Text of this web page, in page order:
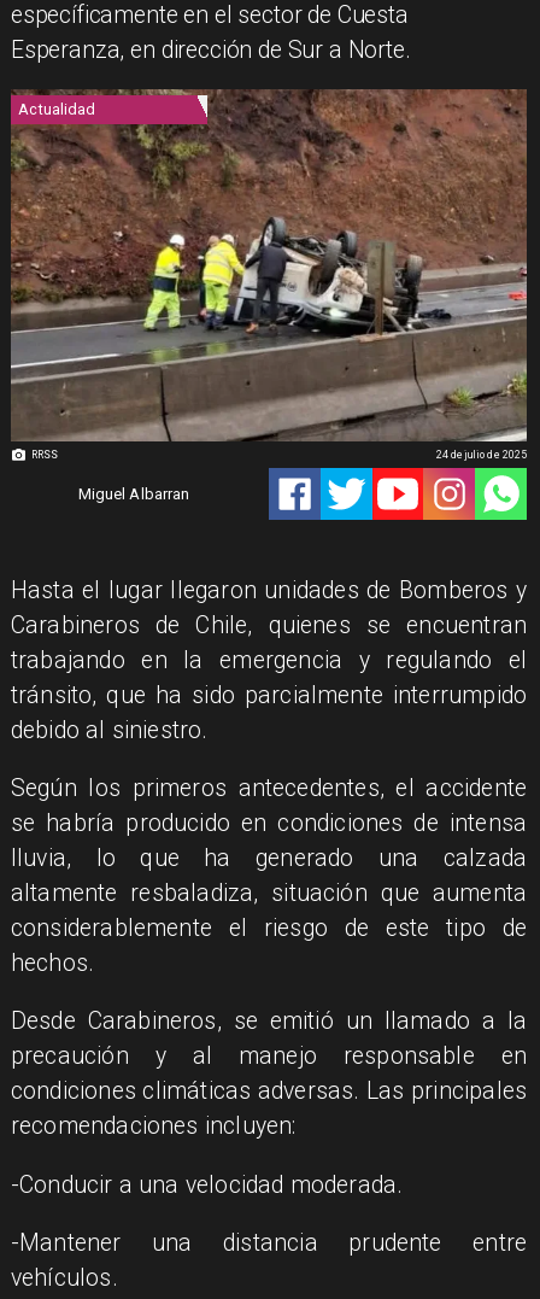
específicamente en el sector de Cuesta
Esperanza, en dirección de Sur a Norte.
RRSS
Actualidad
Miguel Albarran
24 de julio de 2025
Hasta el lugar llegaron unidades de Bomberos y
Carabineros de Chile, quienes se encuentran
trabajando en la emergencia y regulando el
tránsito, que ha sido parcialmente interrumpido
debido al siniestro.
​Según los primeros antecedentes, el accidente
se habría producido en condiciones de intensa
lluvia, lo que ha generado una calzada
altamente resbaladiza, situación que aumenta
considerablemente el riesgo de este tipo de
hechos.
​Desde Carabineros, se emitió un llamado a la
precaución y al manejo responsable en
condiciones climáticas adversas. Las principales
recomendaciones incluyen:
-Conducir a una velocidad moderada.
-Mantener una distancia prudente entre
vehículos.